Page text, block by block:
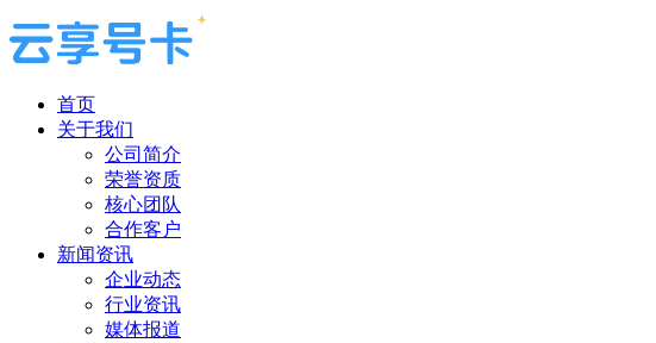
首页
关于我们
公司简介
荣誉资质
核心团队
合作客户
新闻资讯
企业动态
行业资讯
媒体报道